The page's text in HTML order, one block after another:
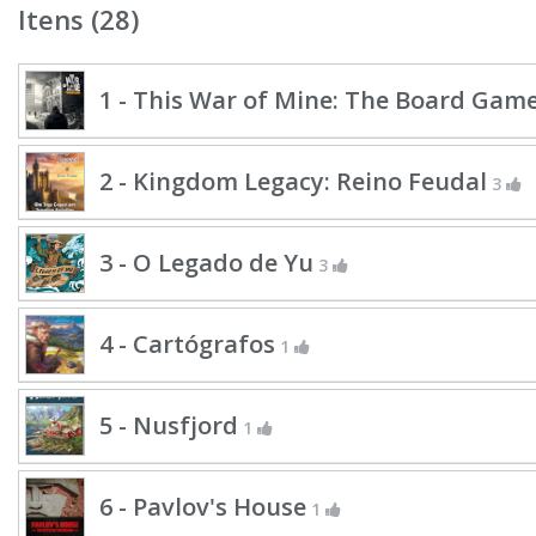
Itens (28)
1 - This War of Mine: The Board
2 - Kingdom Legacy: Reino Feudal 3
3 - O Legado de Yu 3
4 - Cartógrafos 1
5 - Nusfjord 1
6 - Pavlov's House 1